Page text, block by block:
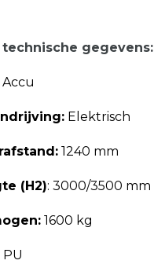
gegevens:
Accu
Elektrisch
1240 mm
(H2): 3000/3500 mm
1600 kg
PU